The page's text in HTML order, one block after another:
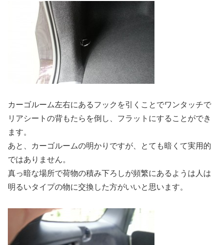
カーゴルーム左右にあるフックを引くことでワンタッチで
リアシートの背もたらを倒し、フラットにすることができ
ます。
あと、カーゴルームの明かりですが、とても暗くて実用的
ではありません。
真っ暗な場所で荷物の積み下ろしが頻繁にあるようは人は
明るいタイプの物に交換した方がいいと思います。